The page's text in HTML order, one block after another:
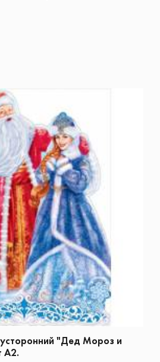
"Дед Мороз и
А2.